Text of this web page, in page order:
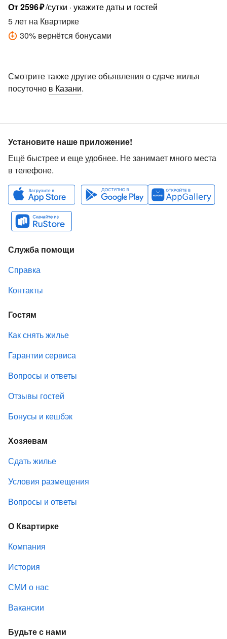
От2596₽/сутки укажите даты и гостей
5 лет на Квартирке
30% вернётся бонусами
Смотрите также другие объявления о сдаче жилья
посуточно в Казани.
Установите наше приложение!
Ещё быстрее и еще удобнее. Не занимает много места
в телефоне.
Служба помощи
Справка
Контакты
Гостям
Как снять жилье
Гарантии сервиса
Вопросы и ответы
Отзывы гостей
Бонусы и кешбэк
Хозяевам
Сдать жилье
Условия размещения
Вопросы и ответы
О Квартирке
Компания
История
СМИ о нас
Вакансии
Будьте с нами